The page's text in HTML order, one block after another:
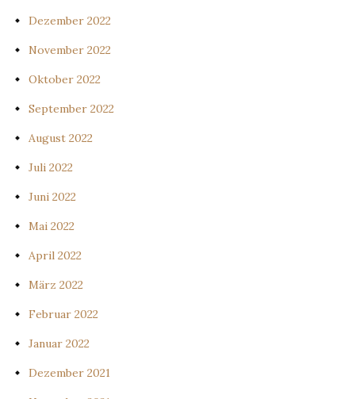
Dezember 2022
November 2022
Oktober 2022
September 2022
August 2022
Juli 2022
Juni 2022
Mai 2022
April 2022
März 2022
Februar 2022
Januar 2022
Dezember 2021